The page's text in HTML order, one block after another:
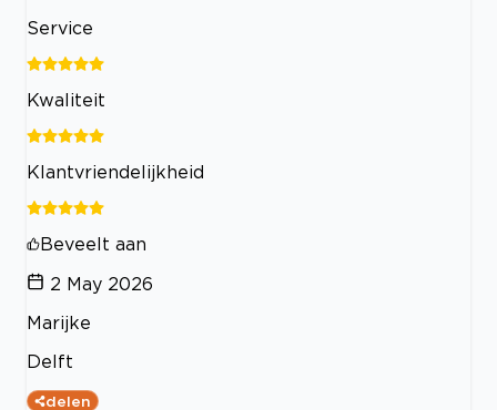
Service
Kwaliteit
Klantvriendelijkheid
Beveelt aan
2 May 2026
Marijke
Delft
delen